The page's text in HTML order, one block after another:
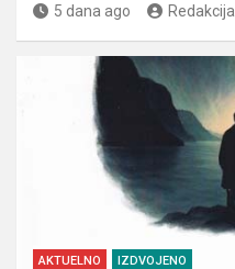
5 dana ago Redakcija
AKTUELNO IZDVOJENO